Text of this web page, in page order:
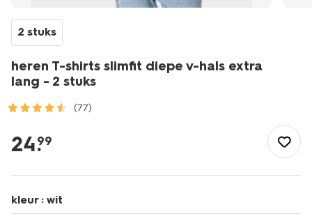
2 stuks
heren T-shirts slimfit diepe v-hals extra
lang - 2 stuks
(77)
t-
shirts-
diepe-
v-
hals-
24.
99
kleur : wit